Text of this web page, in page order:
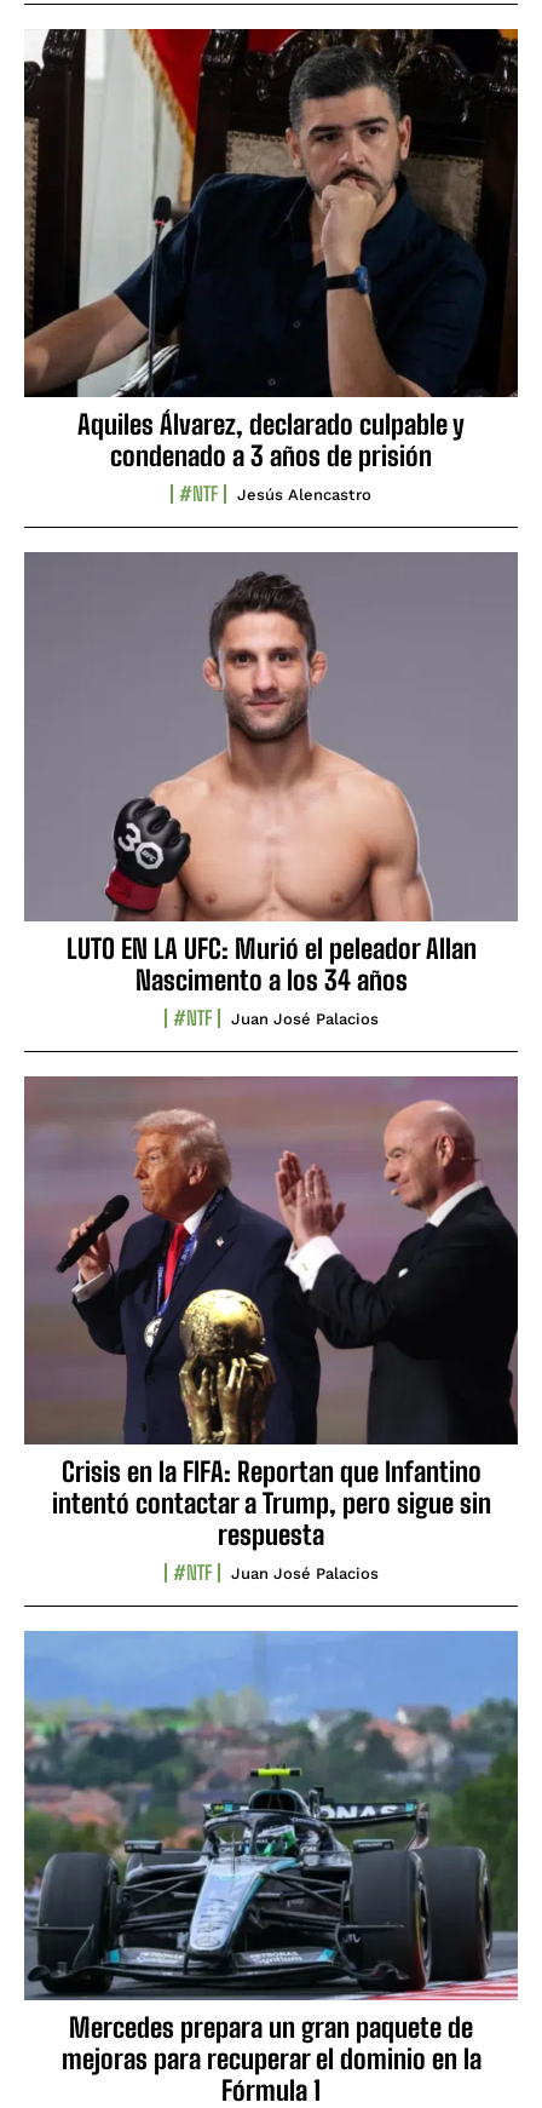
Aquiles Álvarez, declarado culpable y
condenado a 3 años de prisión
#NTF Jesús Alencastro
LUTO EN LA UFC: Murió el peleador Allan
Nascimento a los 34 años
#NTF Juan José Palacios
Crisis en la FIFA: Reportan que Infantino
intentó contactar a Trump, pero sigue sin
respuesta
#NTF Juan José Palacios
Mercedes prepara un gran paquete de
mejoras para recuperar el dominio en la
Fórmula 1